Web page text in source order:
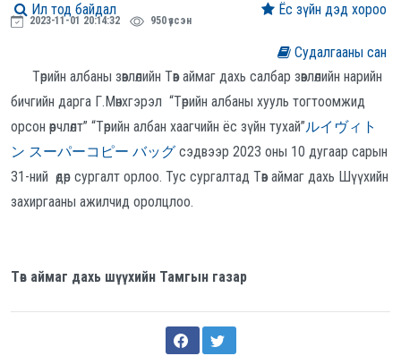
2023-11-01 20:14:32 950 үзсэн
Төрийн албаны зөвлөлийн Төв аймаг дахь салбар зөвлөлийн нарийн
бичгийн дарга Г.Мөнхгэрэл “Төрийн албаны хууль тогтоомжид
орсон өөрчлөлт” “Төрийн албан хаагчийн ёс зүйн тухай”ルイヴィト
ン スーパーコピー バッグ сэдвээр 2023 оны 10 дугаар сарын
31-ний өдөр сургалт орлоо. Тус сургалтад Төв аймаг дахь Шүүхийн
захиргааны ажилчид оролцлоо.
Төв аймаг дахь шүүхийн Тамгын газар
Судалгааны сан
Ёс зүйн дэд хороо
Ил тод байдал